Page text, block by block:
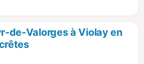
est idéal pour une pause
de beaux points de vue dégagés
du Forez.
de-Valorges à Violay en